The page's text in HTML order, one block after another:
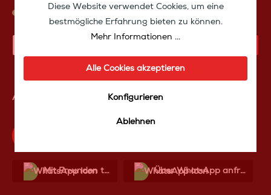
sofort verfügbar, Lieferzeit 1-3 Tage (DHL)
Artikelnummer: lskabel100m
Mit Frеunden teilen Über WhatѕApp anfragеn
Diese Website verwendet Cookies, um eine
bestmögliche Erfahrung bieten zu können.
Mehr Informationen ...
Alle Cookies akzeptieren
Konfigurieren
Ablehnen